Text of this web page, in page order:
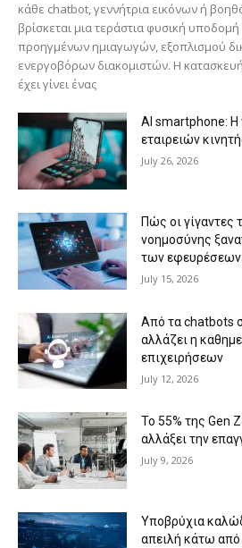
κάθε chatbot, γεννήτρια εικόνων ή
βρίσκεται μια τεράστια φυσική
προηγμένων ημιαγωγών, εξοπλισμού
ενεργοβόρων διακομιστών. Η
έχει γίνει ένας
AI smartphone: Η
εταιρειών
July 26, 2026
Πώς οι γίγαντες
νοημοσύνης
των εφευρέσεων
July 15, 2026
Από τα chatbots
αλλάζει η
επιχειρήσεων
July 12, 2026
Το 55% της Gen
αλλάξει την
July 9, 2026
Υποβρύχια
απειλή κάτω